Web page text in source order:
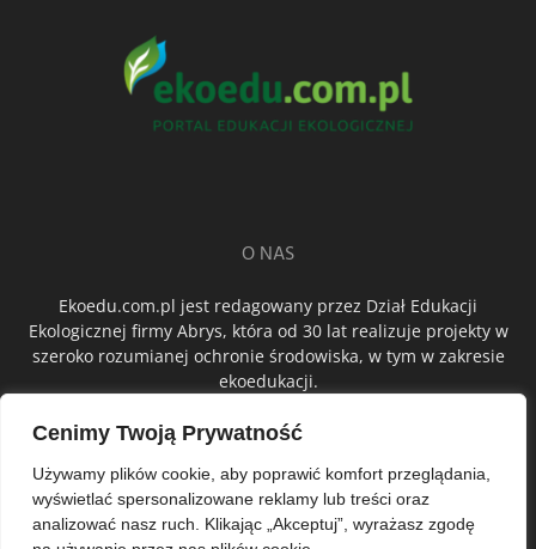
Cenimy Twoją Prywatność
Używamy plików cookie, aby poprawić komfort przeglądania,
wyświetlać spersonalizowane reklamy lub treści oraz
analizować nasz ruch. Klikając „Akceptuj”, wyrażasz zgodę
O NAS
Ekoedu.com.pl jest redagowany przez Dział Edukacji
Ekologicznej firmy Abrys, która od 30 lat realizuje projekty w
szeroko rozumianej ochronie środowiska, w tym w zakresie
ekoedukacji.
ŚLEDŹ NAS